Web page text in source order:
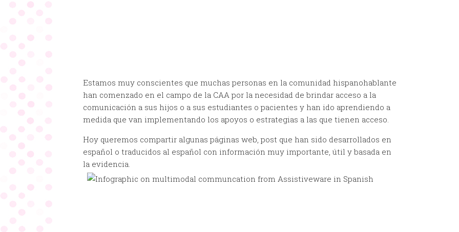
Estamos muy conscientes que muchas personas en la comunidad hispanohablante
han comenzado en el campo de la CAA por la necesidad de brindar acceso a la
comunicación a sus hijos o a sus estudiantes o pacientes y han ido aprendiendo a
medida que van implementando los apoyos o estrategias a las que tienen acceso.
Hoy queremos compartir algunas páginas web, post que han sido desarrollados en
español o traducidos al español con información muy importante, útil y basada en
la evidencia.